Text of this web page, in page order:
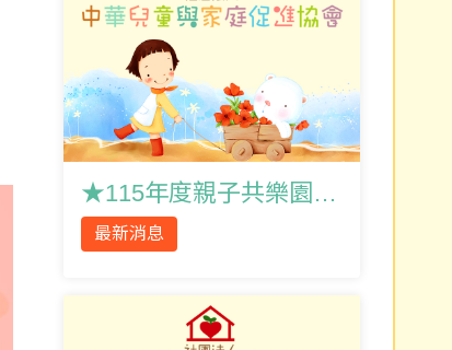
★115年度親子共樂園遊會★
最新消息